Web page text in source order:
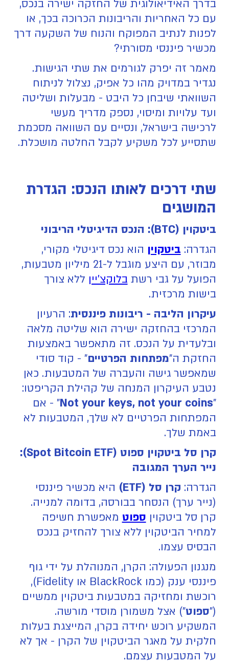
בדרך האידיאולוגית של החזקה ישירה בנכס,
עם כל האחריות והריבונות הכרוכה בכך, או
לפנות לנתיב המפוקח והנוח של השקעה דרך
מכשיר פיננסי מסורתי?
מאמר זה יפרק לגורמים את שתי הגישות.
נגדיר במדויק מהו כל אפיק, נצלול לניתוח
השוואתי שיבחן כל היבט - מבעלות ושליטה
ועד עלויות ומיסוי, נספק מדריך מעשי
לרכישה בישראל, ונסיים עם השוואה מסכמת
שתסייע לכל משקיע לקבל החלטה מושכלת.
שתי דרכים לאותו הנכס: הגדרת
המושגים
ביטקוין (BTC): הנכס הדיגיטלי הריבוני
הגדרה: ביטקוין הוא נכס דיגיטלי מקורי,
מבוזר, עם היצע מוגבל ל-21 מיליון מטבעות,
הפועל על גבי רשת בלוקצ'יין ללא צורך
בישות מרכזית.
עיקרון הליבה - ריבונות פיננסית: הרעיון
המרכזי בהחזקה ישירה הוא שליטה מלאה
ובלעדית על הנכס. זה מתאפשר באמצעות
החזקת ה"מפתחות הפרטיים" - קוד סודי
שמאפשר גישה והעברה של המטבעות. כאן
נטבע העיקרון המנחה של קהילת הקריפטו:
"
Not your keys, not your coins" - אם
המפתחות הפרטיים לא שלך, המטבעות לא
באמת שלך.
קרן סל ביטקוין ספוט (Spot Bitcoin ETF):
נייר הערך המגובה
הגדרה: קרן סל (ETF)
היא מכשיר פיננסי
(נייר ערך) הנסחר בבורסה, בדומה למנייה.
קרן סל ביטקוין ספוט מאפשרת חשיפה
למחיר הביטקוין ללא צורך להחזיק בנכס
הבסיס עצמו.
מנגנון הפעולה: הקרן, המנוהלת על ידי גוף
פיננסי ענק (כמו BlackRock או Fidelity),
רוכשת ומחזיקה במטבעות ביטקוין ממשיים
("ספוט") אצל משמורן מוסדי מורשה.
המשקיע רוכש יחידה בקרן, המייצגת בעלות
חלקית על מאגר הביטקוין של הקרן - אך לא
על המטבעות עצמם.